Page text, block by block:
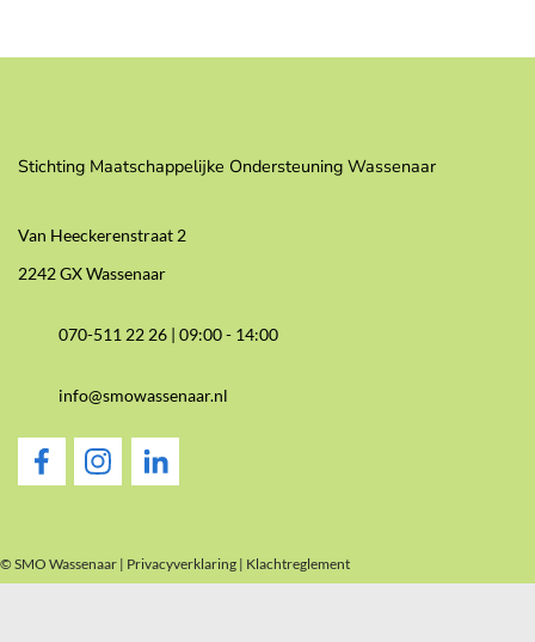
Stichting Maatschappelijke Ondersteuning Wassenaar
Van Heeckerenstraat 2
2242 GX Wassenaar
070-511 22 26 |09:00 - 14:00
info@smowassenaar.nl
© SMO Wassenaar | Privacyverklaring | Klachtreglement